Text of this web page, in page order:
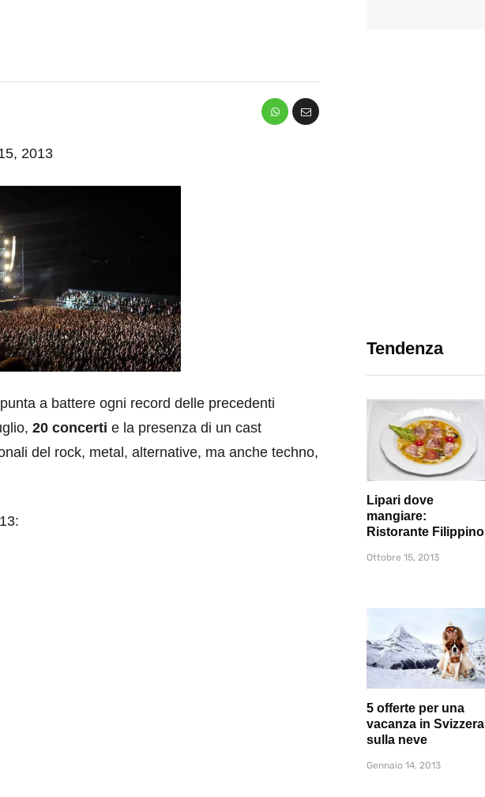
2013
punta a battere ogni record delle precedenti
20 concerti e la presenza di un cast
del rock, metal, alternative, ma anche techno,
Tendenza
Lipari dove
mangiare:
Ristorante Filippino
Ottobre 15, 2013
5 offerte per una
vacanza in Svizzera
sulla neve
Gennaio 14, 2013